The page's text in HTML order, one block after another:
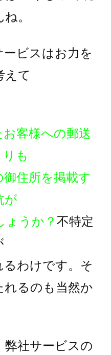
。
ビスはお力を
えて
客様への郵送
も
住所を掲載す
が
ょうか？ 不特定
わけです。そ
れるのも 当然か
弊社サービスの